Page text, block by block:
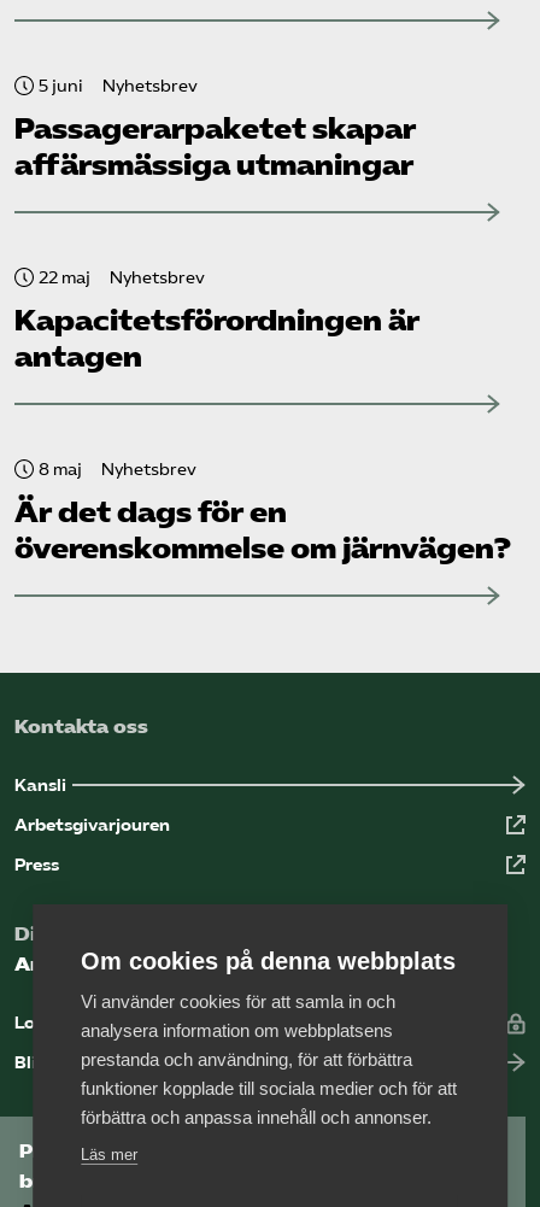
5 juni Nyhetsbrev
Passagerarpaketet skapar
affärsmässiga utmaningar
22 maj Nyhetsbrev
Kapacitets­förordningen är
antagen
8 maj Nyhetsbrev
Är det dags för en
överenskommelse om järnvägen?
Kontakta oss
Kansli
Arbetsgivarjouren
Press
Digital kunskapsbank för arbetsgivare
Arbetsgivarguiden
Logga in
Bli medlem
Prenumerera på Tågföretagens
branschnyhetsbrev
Om cookies på denna webbplats
Vi använder cookies för att samla in och
analysera information om webbplatsens
prestanda och användning, för att förbättra
funktioner kopplade till sociala medier och för att
förbättra och anpassa innehåll och annonser.
Läs mer